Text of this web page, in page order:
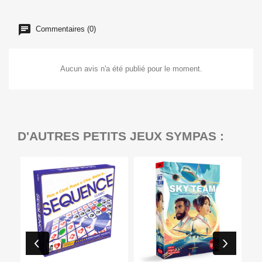
Commentaires (0)
Aucun avis n'a été publié pour le moment.
D'AUTRES PETITS JEUX SYMPAS :